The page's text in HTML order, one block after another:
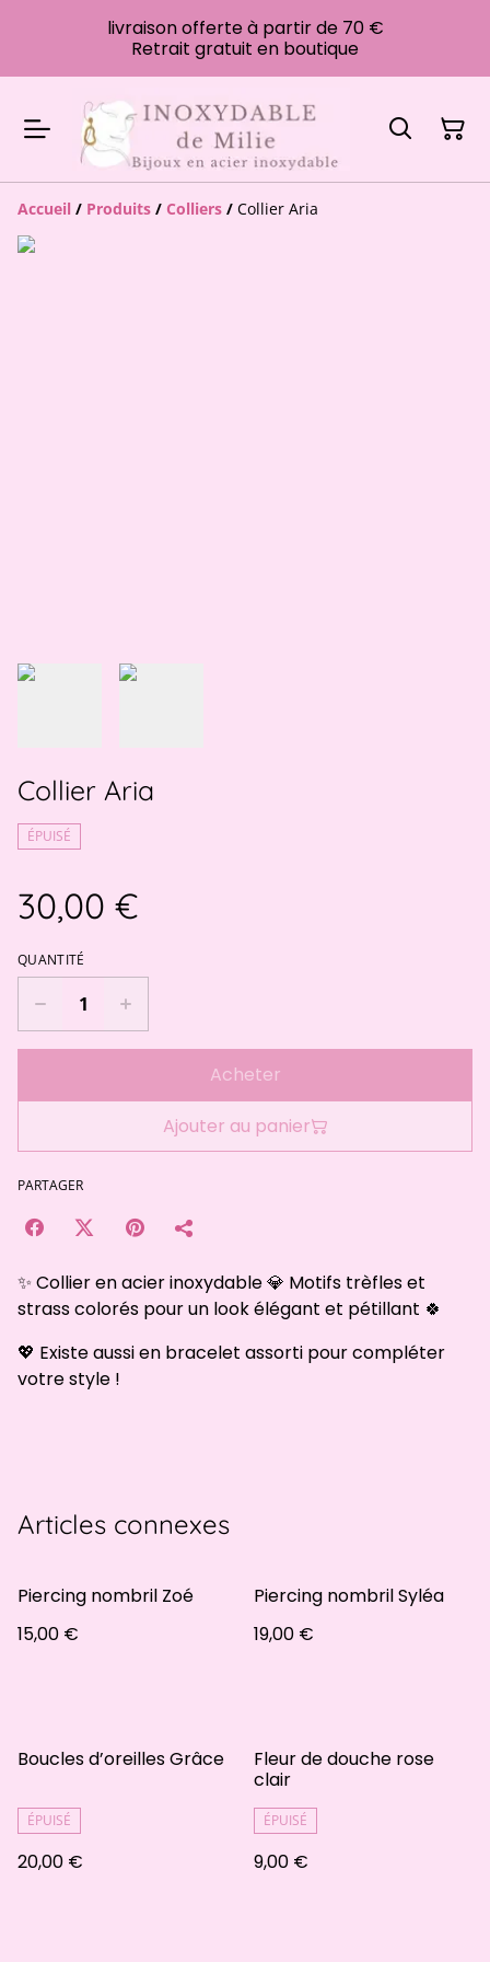
livraison offerte à partir de 70 €
Retrait gratuit en boutique
Accueil / Produits / Colliers / Collier Aria
Collier Aria
ÉPUISÉ
30,00 €
QUANTITÉ
Acheter
Ajouter au panier
PARTAGER
✨ Collier en acier inoxydable 💎 Motifs trèfles et
strass colorés pour un look élégant et pétillant 🍀
💖 Existe aussi en bracelet assorti pour compléter
votre style !
Articles connexes
Piercing nombril Zoé
15,00 €
Piercing nombril Syléa
19,00 €
Boucles d’oreilles Grâce
ÉPUISÉ
20,00 €
Fleur de douche rose
clair
ÉPUISÉ
9,00 €